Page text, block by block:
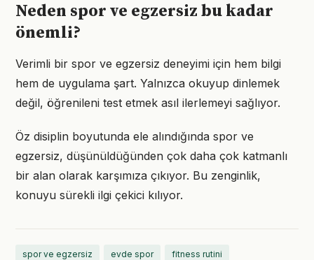
Neden spor ve egzersiz bu kadar
önemli?
Verimli bir spor ve egzersiz deneyimi için hem bilgi
hem de uygulama şart. Yalnızca okuyup dinlemek
değil, öğrenileni test etmek asıl ilerlemeyi sağlıyor.
Öz disiplin boyutunda ele alındığında spor ve
egzersiz, düşünüldüğünden çok daha çok katmanlı
bir alan olarak karşımıza çıkıyor. Bu zenginlik,
konuyu sürekli ilgi çekici kılıyor.
spor ve egzersiz evde spor fitness rutini